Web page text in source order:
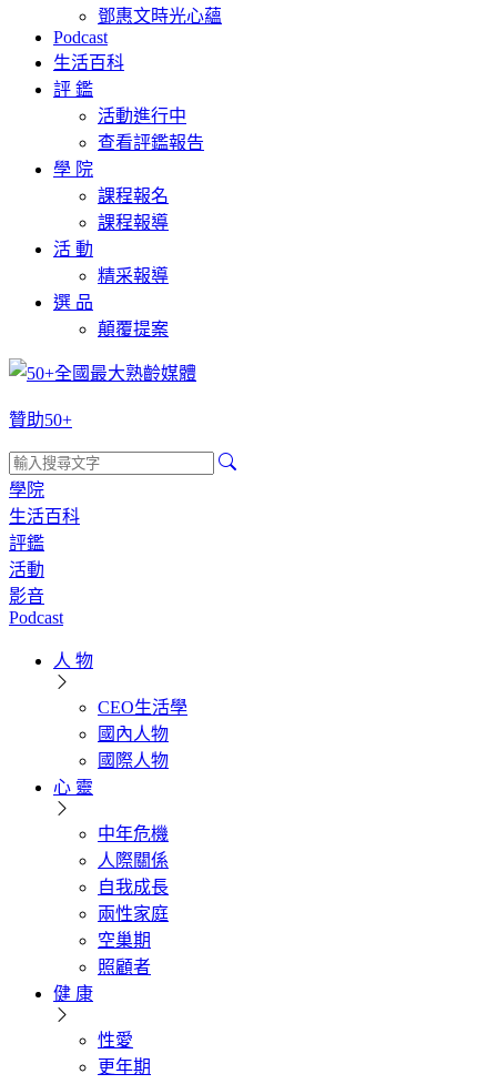
鄧惠文時光心蘊
Podcast
生活百科
評 鑑
活動進行中
查看評鑑報告
學 院
課程報名
課程報導
活 動
精采報導
選 品
顛覆提案
贊助50+
學院
生活百科
評鑑
活動
影音
Podcast
人 物
CEO生活學
國內人物
國際人物
心 靈
中年危機
人際關係
自我成長
兩性家庭
空巢期
照顧者
健 康
性愛
更年期